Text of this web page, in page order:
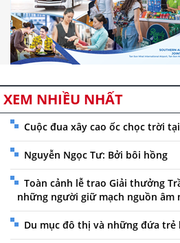
XEM NHIỀU NHẤT
Cuộc đua xây cao ốc chọc trời
Nguyễn Ngọc Tư: Bởi bôi hồng
Toàn cảnh lễ trao Giải thưởng
những người giữ mạch nguồn âm
Du mục đô thị và những đứa trẻ